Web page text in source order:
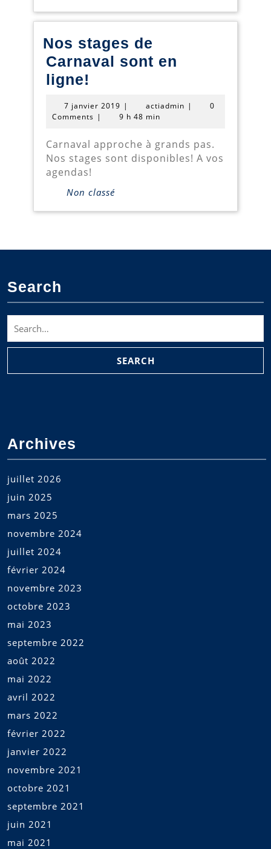
Nos stages de
Carnaval sont en
ligne!
de
sont
en
ligne!
7 janvier 2019
janvier
| actiadmin actiadmin
|
0
Comments | 9 h 48 min
Carnaval approche à grands pas.
Nos stages sont disponibles! A vos
agendas!
Non classé
Search
for:
Archives
juillet 2026
juin 2025
mars 2025
novembre 2024
juillet 2024
février 2024
novembre 2023
octobre 2023
mai 2023
septembre 2022
août 2022
mai 2022
avril 2022
mars 2022
février 2022
janvier 2022
novembre 2021
octobre 2021
septembre 2021
juin 2021
mai 2021